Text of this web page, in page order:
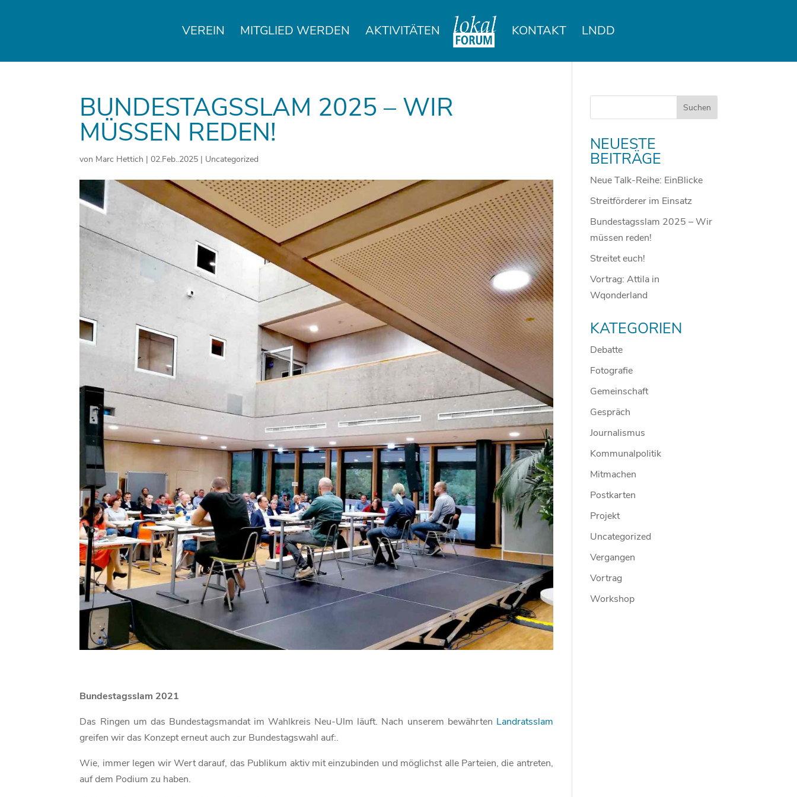
VEREIN MITGLIED WERDEN AKTIVITÄTEN KONTAKT LNDD
BUNDESTAGSSLAM 2025 – WIR
MÜSSEN REDEN!
von Marc Hettich |02.Feb..2025 | Uncategorized
Bundestagsslam 2021
Das Ringen um das Bundestagsmandat im Wahlkreis Neu-Ulm läuft. Nach unserem bewährten Landratsslam
greifen wir das Konzept erneut auch zur Bundestagswahl auf:.
Wie, immer legen wir Wert darauf, das Publikum aktiv mit einzubinden und möglichst alle Parteien, die antreten,
auf dem Podium zu haben.
NEUESTE
BEITRÄGE
Neue Talk-Reihe: EinBlicke
Streitförderer im Einsatz
Bundestagsslam 2025 – Wir
müssen reden!
Streitet euch!
Vortrag: Attila in
Wqonderland
KATEGORIEN
Debatte
Fotografie
Gemeinschaft
Gespräch
Journalismus
Kommunalpolitik
Mitmachen
Postkarten
Projekt
Uncategorized
Vergangen
Vortrag
Workshop